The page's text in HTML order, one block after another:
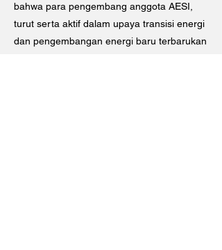
bahwa para pengembang anggota AESI,
turut serta aktif dalam upaya transisi energi
dan pengembangan energi baru terbarukan